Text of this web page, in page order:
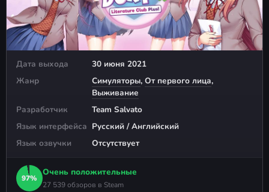
Дата выхода
30 июня 2021
Жанр
Симуляторы, От первого лица,
Выживание
Разработчик
Team Salvato
Язык интерфейса Русский / Английский
Язык озвучки
Отсутствует
97%
Очень положительные
27 539 обзоров в Steam